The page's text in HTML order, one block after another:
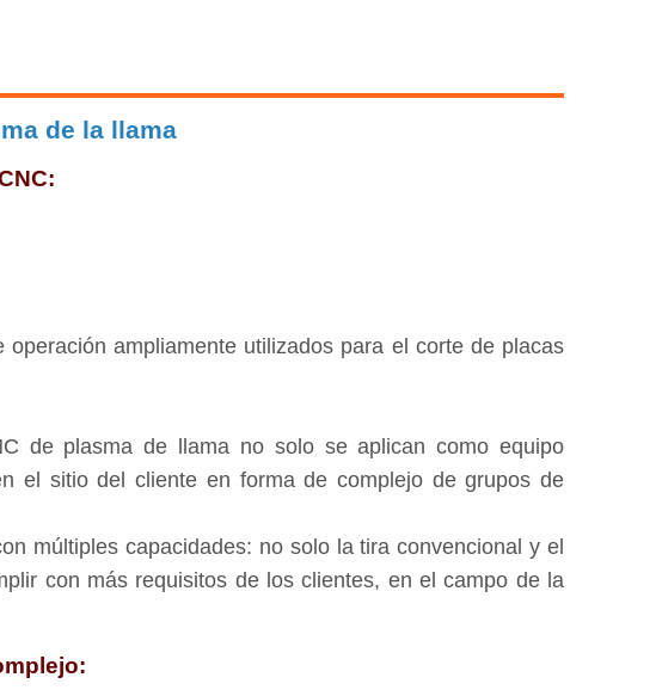
de la llama
ampliamente utilizados para el corte de placas
de plasma de llama no solo se aplican como equipo
el sitio del cliente en forma de complejo de grupos de
múltiples capacidades: no solo la tira convencional y el
con más requisitos de los clientes, en el campo de la